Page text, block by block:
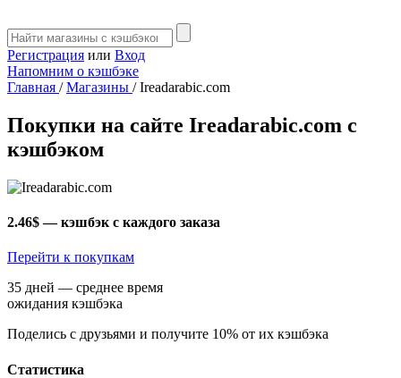
Регистрация или Вход
Напомним о кэшбэке
Главная / Магазины / Ireadarabic.com
Покупки на сайте Ireadarabic.com с
кэшбэком
2.46$— кэшбэк с каждого заказа
Перейти к покупкам
35 дней — среднее время
ожидания кэшбэка
Поделись с друзьями и получите 10% от их кэшбэка
Статистика